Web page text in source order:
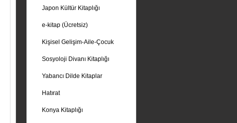
Japon Kültür Kitaplığı
e-kitap (Ücretsiz)
Kişisel Gelişim-Aile-Çocuk
Sosyoloji Divanı Kitaplığı
Yabancı Dilde Kitaplar
Hatırat
Konya Kitaplığı